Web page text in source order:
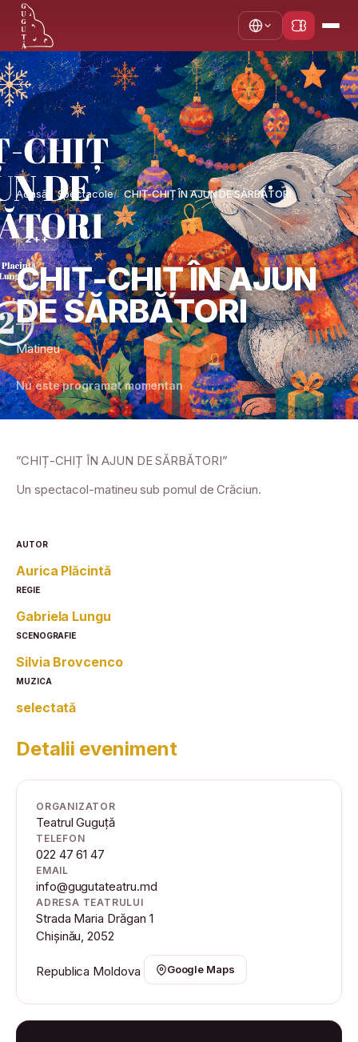
Acasă Spectacole CHIȚ-CHIȚ ÎN AJUN DE SĂRBĂTORI
2++
CHIȚ-CHIȚ ÎN AJUN
DE SĂRBĂTORI
Matineu
Nu este programat momentan
”CHIȚ-CHIȚ ÎN AJUN DE SĂRBĂTORI”
Un spectacol-matineu sub pomul de Crăciun.
AUTOR
Aurica Plăcintă
REGIE
Gabriela Lungu
SCENOGRAFIE
Silvia Brovcenco
MUZICA
selectată
Detalii eveniment
ORGANIZATOR
Teatrul Guguță
TELEFON
022 47 61 47
EMAIL
info@gugutateatru.md
ADRESA TEATRULUI
Strada Maria Drăgan 1
Chișinău, 2052
Republica Moldova Google Maps